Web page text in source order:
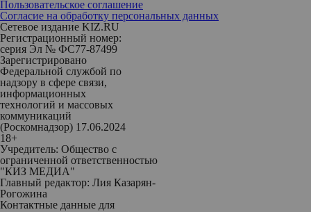
Пользовательское соглашение
Согласие на обработку персональных данных
Сетевое издание KIZ.RU
Регистрационный номер:
серия Эл № ФС77-87499
Зарегистрировано
Федеральной службой по
надзору в сфере связи,
информационных
технологий и массовых
коммуникаций
(Роскомнадзор) 17.06.2024
18+
Учредитель: Общество с
ограниченной ответственностью
"КИЗ МЕДИА"
Главный редактор: Лия Казарян-
Рогожина
Контактные данные для